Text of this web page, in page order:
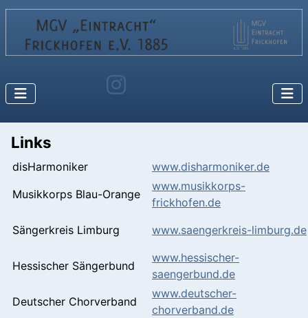
Links
disHarmoniker
www.disharmoniker.de
Musikkorps Blau-Orange
www.musikkorps-
frickhofen.de
Sängerkreis Limburg
www.saengerkreis-limburg.de
Hessischer Sängerbund
www.hessischer-
saengerbund.de
Deutscher Chorverband
www.deutscher-
chorverband.de